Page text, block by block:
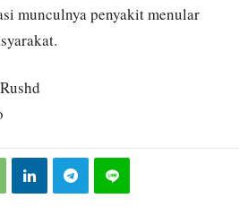
munculnya penyakit menular